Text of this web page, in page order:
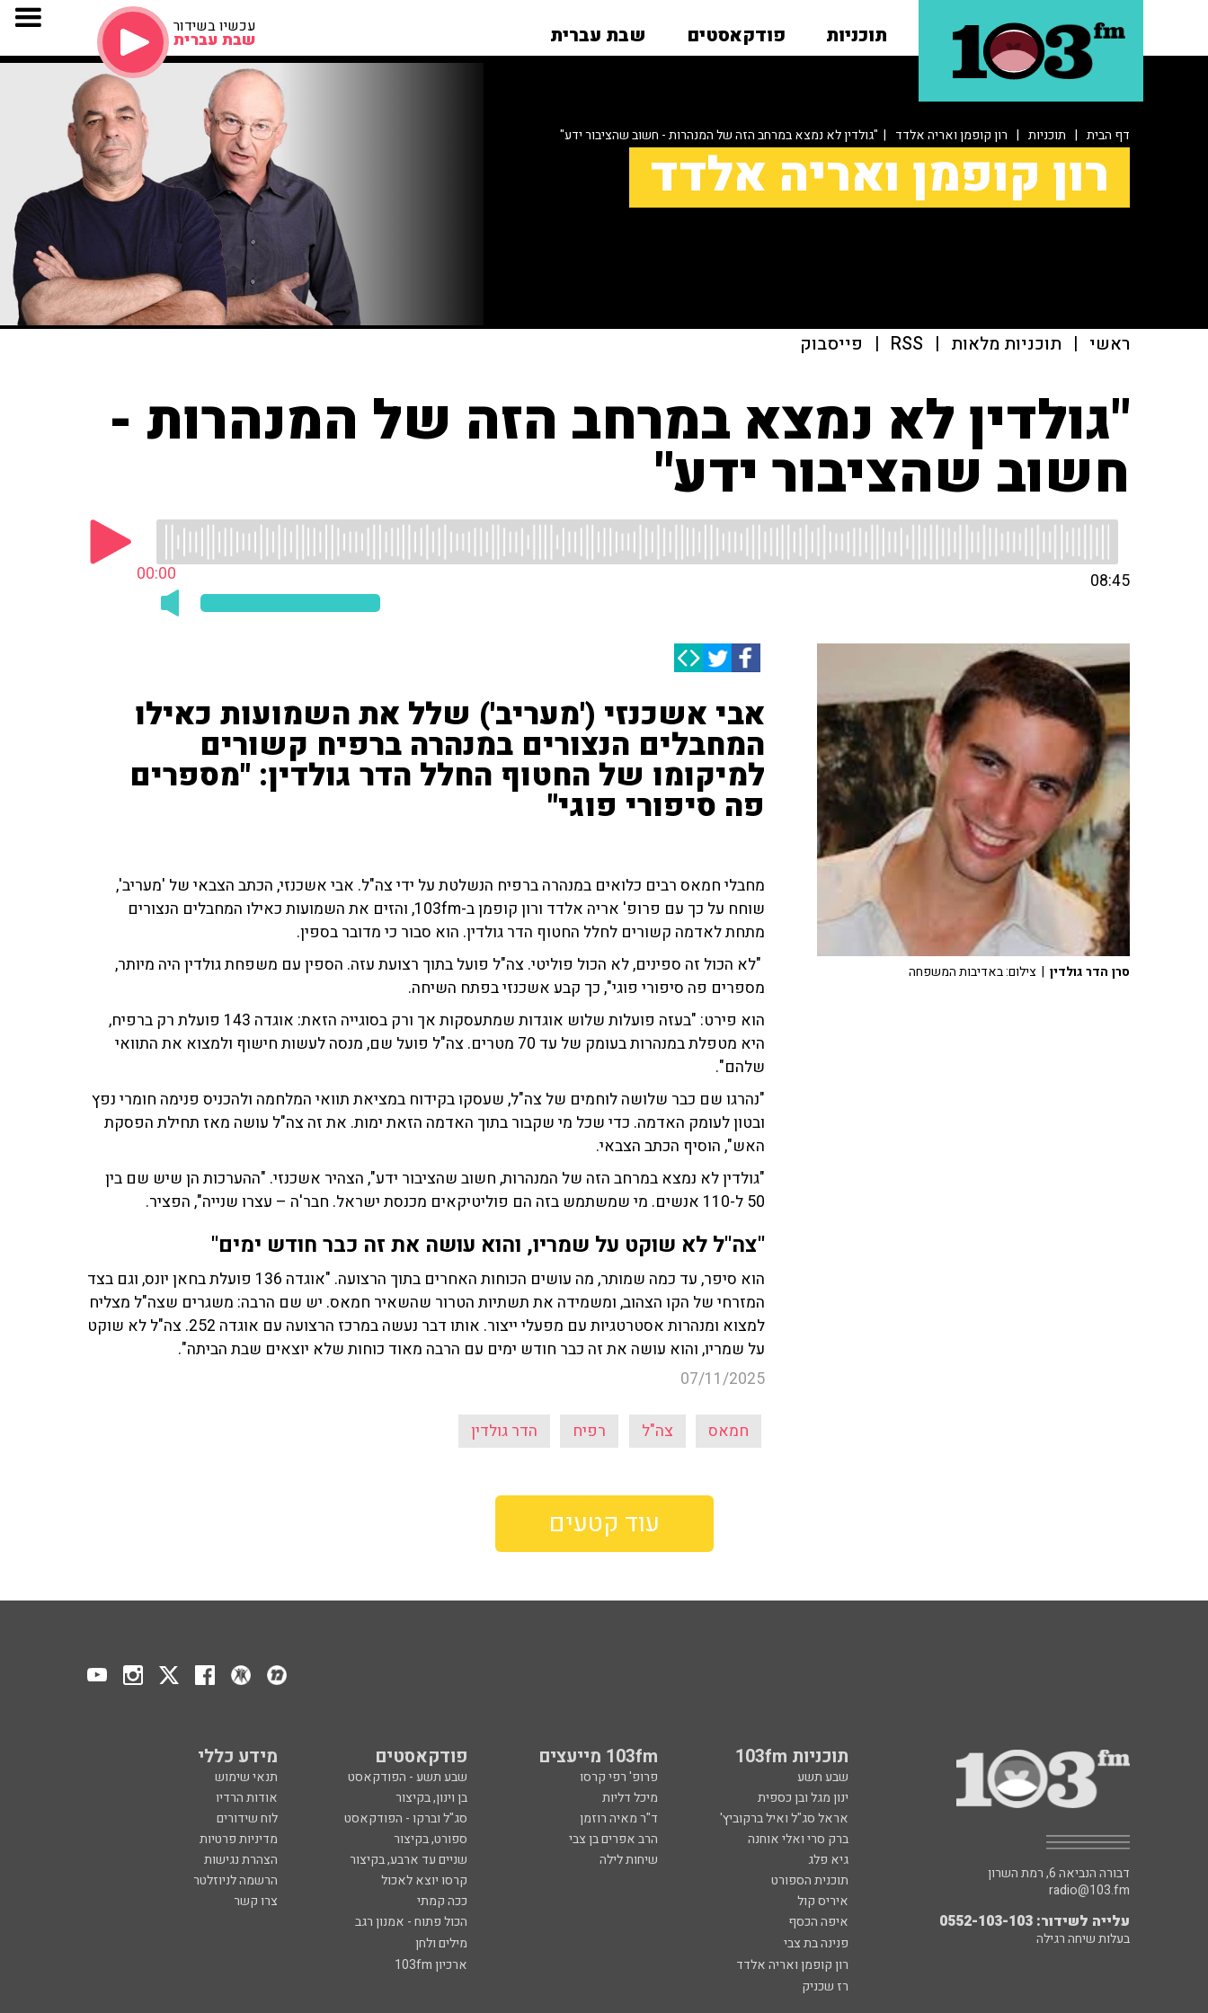
תוכניות פודקאסטים שבת עברית עכשיו בשידור
שבת עברית
דף הבית | תוכניות | רון קופמן ואריה אלדד | "גולדין לא נמצא במרחב הזה של המנהרות - חשוב שהציבור ידע"
רון קופמן ואריה אלדד
ראשי | תוכניות מלאות |
RSS
| פייסבוק
"גולדין לא נמצא במרחב הזה של המנהרות -
חשוב שהציבור ידע"
00:00 08:45
אבי אשכנזי ('מעריב') שלל את השמועות כאילו
המחבלים הנצורים במנהרה ברפיח קשורים
למיקומו של החטוף החלל הדר גולדין: "מספרים
פה סיפורי פוגי"
מחבלי חמאס רבים כלואים במנהרה ברפיח הנשלטת על ידי צה"ל. אבי אשכנזי, הכתב הצבאי של 'מעריב',
שוחח על כך עם פרופ' אריה אלדד ורון קופמן ב-103fm, והזים את השמועות כאילו המחבלים הנצורים
מתחת לאדמה קשורים לחלל החטוף הדר גולדין. הוא סבור כי מדובר בספין.
"לא הכול זה ספינים, לא הכול פוליטי. צה"ל פועל בתוך רצועת עזה. הספין עם משפחת גולדין היה מיותר,
מספרים פה סיפורי פוגי", כך קבע אשכנזי בפתח השיחה.
הוא פירט: "בעזה פועלות שלוש אוגדות שמתעסקות אך ורק בסוגייה הזאת: אוגדה 143 פועלת רק ברפיח,
היא מטפלת במנהרות בעומק של עד 70 מטרים. צה"ל פועל שם, מנסה לעשות חישוף ולמצוא את התוואי
שלהם".
"נהרגו שם כבר שלושה לוחמים של צה"ל, שעסקו בקידוח במציאת תוואי המלחמה ולהכניס פנימה חומרי נפץ
ובטון לעומק האדמה. כדי שכל מי שקבור בתוך האדמה הזאת ימות. את זה צה"ל עושה מאז תחילת הפסקת
האש", הוסיף הכתב הצבאי.
"גולדין לא נמצא במרחב הזה של המנהרות, חשוב שהציבור ידע", הצהיר אשכנזי. "ההערכות הן שיש שם בין
50 ל-110 אנשים. מי שמשתמש בזה הם פוליטיקאים מכנסת ישראל. חבר'ה – עצרו שנייה", הפציר.
"צה"ל לא שוקט על שמריו, והוא עושה את זה כבר חודש ימים"
הוא סיפר, עד כמה שמותר, מה עושים הכוחות האחרים בתוך הרצועה. "אוגדה 136 פועלת בחאן יונס, וגם בצד
המזרחי של הקו הצהוב, ומשמידה את תשתיות הטרור שהשאיר חמאס. יש שם הרבה: משגרים שצה"ל מצליח
למצוא ומנהרות אסטרטגיות עם מפעלי ייצור. אותו דבר נעשה במרכז הרצועה עם אוגדה 252. צה"ל לא שוקט
על שמריו, והוא עושה את זה כבר חודש ימים עם הרבה מאוד כוחות שלא יוצאים שבת הביתה".
07/11/2025
חמאס צה"ל רפיח הדר גולדין
סרן הדר גולדין | צילום: באדיבות המשפחה
עוד קטעים
תוכניות 103fm 103fm מייעצים פודקאסטים מידע כללי
שבע תשע פרופ' רפי קרסו שבע תשע - הפודקאסט
תנאי שימוש
ינון מגל ובן כספית
מיכל דליות בן וינון, בקיצור
אודות הרדיו
אראל סג"ל ואיל ברקוביץ'
ד"ר מאיה רוזמן סג"ל וברקו - הפודקאסט
לוח שידורים
ברק סרי ואלי אוחנה
הרב אפרים בן צבי ספורט, בקיצור
מדיניות פרטיות
גיא פלג
שיחות לילה שניים עד ארבע, בקיצור
הצהרת נגישות
תוכנית הספורט
קרסו יוצא לאכול
הרשמה לניוזלטר
איריס קול
ככה קמתי
צרו קשר
איפה הכסף
הכול פתוח - אמנון רגב
פנינה בת צבי
מילים ולחן
רון קופמן ואריה אלדד
ארכיון 103fm
רז שכניק
דבורה הנביאה 6, רמת השרון
radio@103.fm
עלייה לשידור: 0552-103-103
בעלות שיחה רגילה